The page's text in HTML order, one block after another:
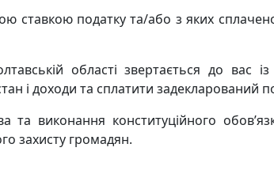
ставкою податку та/або з яких
області звертається до вас
і доходи та сплатити задекларований
виконання конституційного
захисту громадян.